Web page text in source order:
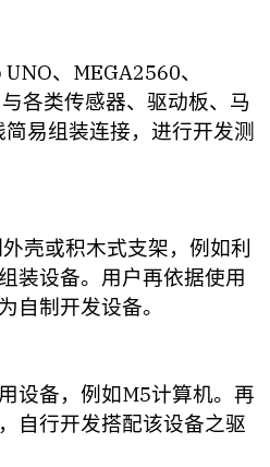
、MEGA2560、
各类传感器、驱动板、马
易组装连接，进行开发测
壳或积木式支架，例如利
装设备。用户再依据使用
自制开发设备。
设备，例如M5计算机。再
自行开发搭配该设备之驱